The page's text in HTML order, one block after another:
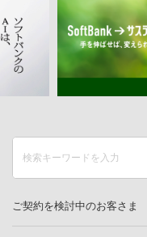
ご契約を検討中のお客さま